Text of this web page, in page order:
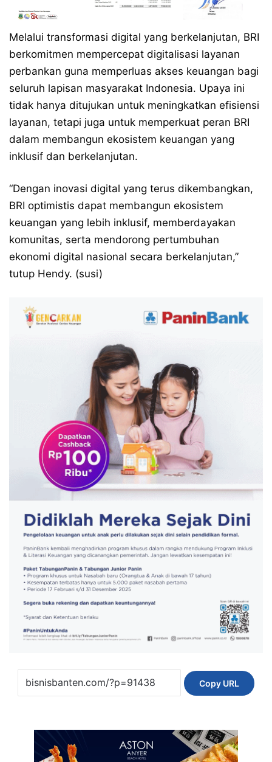
Melalui transformasi digital yang berkelanjutan, BRI
berkomitmen mempercepat digitalisasi layanan
perbankan guna memperluas akses keuangan bagi
seluruh lapisan masyarakat Indonesia. Upaya ini
tidak hanya ditujukan untuk meningkatkan efisiensi
layanan, tetapi juga untuk memperkuat peran BRI
dalam membangun ekosistem keuangan yang
inklusif dan berkelanjutan.
“Dengan inovasi digital yang terus dikembangkan,
BRI optimistis dapat membangun ekosistem
keuangan yang lebih inklusif, memberdayakan
komunitas, serta mendorong pertumbuhan
ekonomi digital nasional secara berkelanjutan,”
tutup Hendy. (susi)
Copy URL